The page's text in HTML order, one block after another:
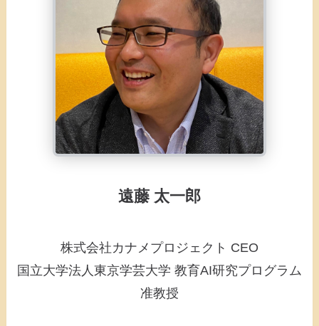
遠藤 太一郎
株式会社カナメプロジェクト CEO
国立大学法人東京学芸大学 教育AI研究プログラム
准教授